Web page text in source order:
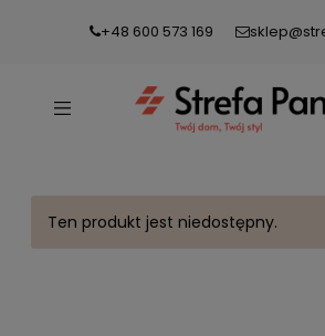
+48 600 573 169
Ten produkt jest niedostępny.